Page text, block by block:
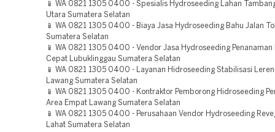
📱 WA 0821 1305 0400 - Spesialis Hydroseeding Lahan
Utara Sumatera Selatan
📱 WA 0821 1305 0400 - Biaya Jasa Hydroseeding Bahu Jalan
Sumatera Selatan
📱 WA 0821 1305 0400 - Vendor Jasa Hydroseeding Penanaman
Cepat Lubuklinggau Sumatera Selatan
📱 WA 0821 1305 0400 - Layanan Hidroseeding Stabilisasi
Lawang Sumatera Selatan
📱 WA 0821 1305 0400 - Kontraktor Pemborong Hidroseeding
Area Empat Lawang Sumatera Selatan
📱 WA 0821 1305 0400 - Perusahaan Vendor Hydroseeding
Lahat Sumatera Selatan